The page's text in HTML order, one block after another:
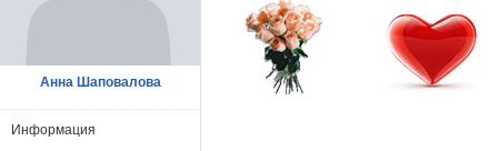
Анна Шаповалова
Информация